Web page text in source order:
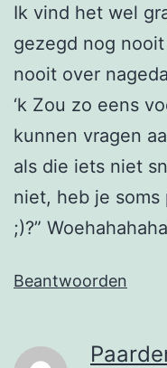
Ik vind het wel
gezegd nog
nooit over
‘k Zou zo eens
kunnen vragen
als die iets niet
niet, heb je
;)?”
Beantwoorden